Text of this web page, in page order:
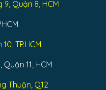
9, Quận 8, HCM
TP.HCM
11, HCM
Thuận, Q12